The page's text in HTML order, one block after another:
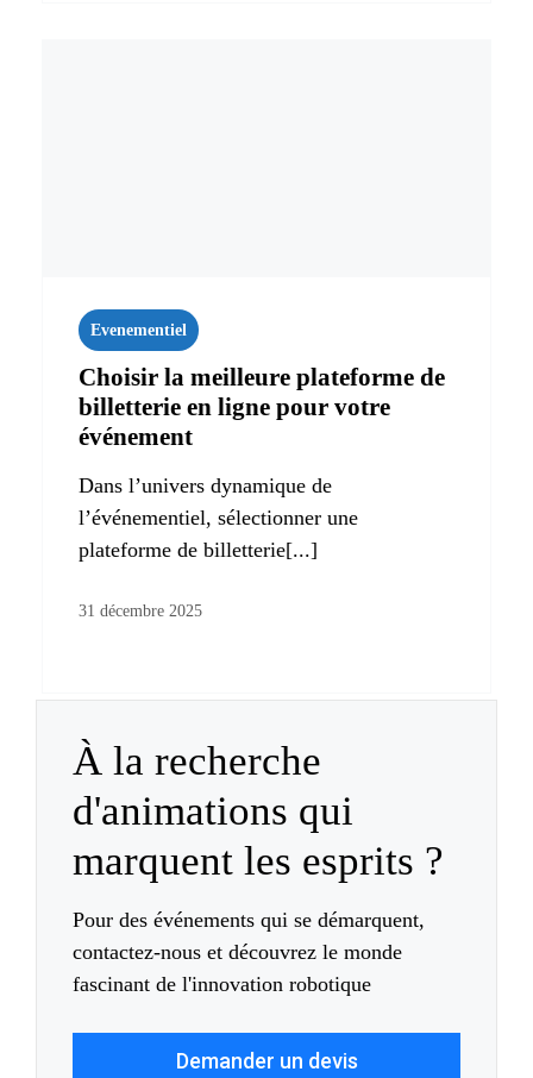
Evenementiel
Choisir la meilleure plateforme de
billetterie en ligne pour votre
événement
Dans l’univers dynamique de
l’événementiel, sélectionner une
plateforme de billetterie[...]
31 décembre 2025
À la recherche
d'animations qui
marquent les esprits ?
Pour des événements qui se démarquent,
contactez-nous et découvrez le monde
fascinant de l'innovation robotique
Demander un devis